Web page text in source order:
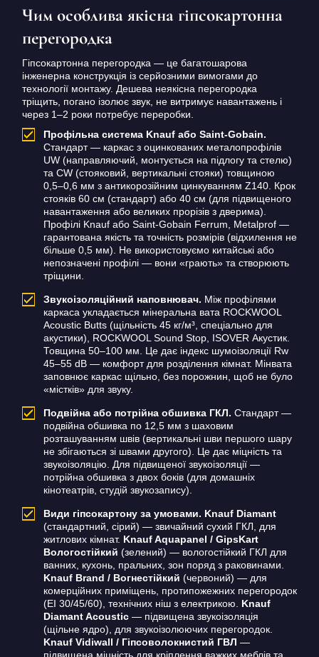
Чим особлива якісна гіпсокартонна
перегородка
Гіпсокартонна перегородка — це багатошарова
інженерна конструкція із серйозними вимогами до
технології монтажу. Дешева неякісна перегородка
тріщить, погано ізолює звук, не витримує навантажень і
через 1–2 роки потребує переробки.
Профільна система Knauf або Saint-Gobain.
Стандарт — каркас з оцинкованих металопрофілів
UW (направляючий, монтується на підлогу та стелю)
та CW (стояковий, вертикальні стояки) товщиною
0,5–0,6 мм з антикорозійним цинкуванням Z140. Крок
стояків 60 см (стандарт) або 40 см (для підвищеного
навантаження або великих прорізів з дверима).
Профілі Knauf або Saint-Gobain Ferrum, Metalprof —
гарантована якість та точність розмірів (відхилення не
більше 0,5 мм). Не використовуємо китайські або
непозначені профілі — вони «грають» та створюють
тріщини.
Звукоізоляційний наповнювач. Між профілями
каркаса укладається мінеральна вата ROCKWOOL
Acoustic Butts (щільність 45 кг/м³, спеціально для
акустики), ROCKWOOL Sound Stop, ISOVER Акустик.
Товщина 50–100 мм. Це дає індекс шумоізоляції Rw
45–55 dB — комфорт для розділення кімнат. Мінвата
заповнює каркас щільно, без порожнин, щоб не було
«містків» для звуку.
Подвійна або потрійна обшивка ГКЛ. Стандарт —
подвійна обшивка по 12,5 мм з шаховим
розташуванням швів (вертикальні шви першого шару
не збігаються зі швами другого). Це дає міцність та
звукоізоляцію. Для підвищеної звукоізоляції —
потрійна обшивка з двох боків (для домашніх
кінотеатрів, студій звукозапису).
Види гіпсокартону за умовами. Knauf Diamant
(стандартний, сірий) — звичайний сухий ГКЛ, для
житлових кімнат. Knauf Aquapanel / GipsKart
Вологостійкий (зелений) — вологостійкий ГКЛ для
ванних, кухонь, пральних, зон поряд з раковинами.
Knauf Brand / Вогнестійкий (червоний) — для
комерційних приміщень, протипожежних перегородок
(EI 30/45/60), технічних ніш з електрикою. Knauf
Diamant Acoustic— підвищена звукоізоляція
(щільне ядро), для звукоізолюючих перегородок.
Knauf Vidiwall / Гіпсоволокнистий ГВЛ —